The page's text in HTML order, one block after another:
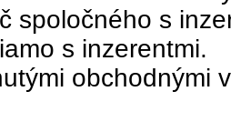
spoločného s
s inzerentmi.
obchodnými